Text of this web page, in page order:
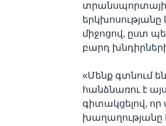
երկխոսությանը
միջոցով, ըստ
բարդ
«Մենք գտնում
հանձնառու է
գիտակցելով, որ
խաղաղությանը